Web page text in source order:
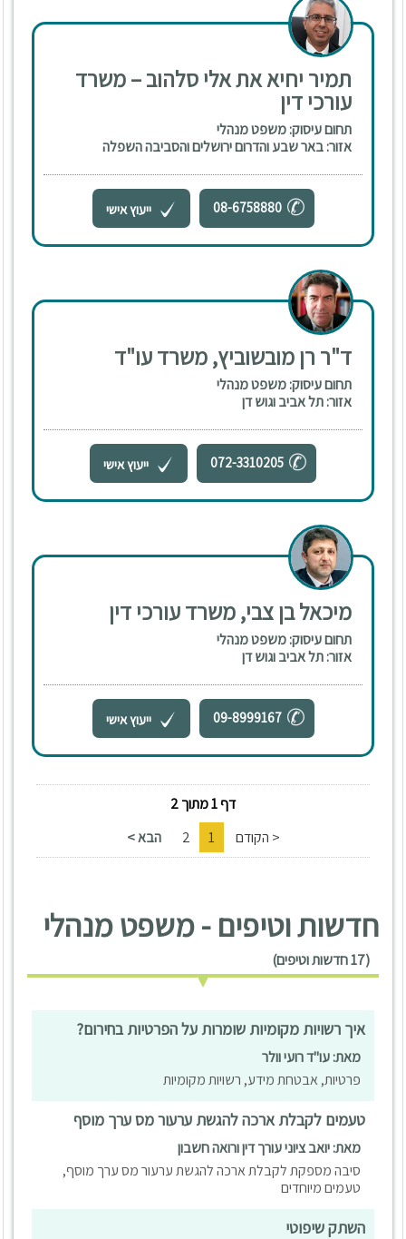
תמיר יחיא את אלי סלהוב – משרד
עורכי דין
תחום עיסוק: משפט מנהלי
אזור: באר שבע והדרום ירושלים והסביבה השפלה
08-6758880 ייעוץ אישי
ד"ר רן מובשוביץ, משרד עו"ד
תחום עיסוק: משפט מנהלי
אזור: תל אביב וגוש דן
072-3310205 ייעוץ אישי
מיכאל בן צבי, משרד עורכי דין
תחום עיסוק: משפט מנהלי
אזור: תל אביב וגוש דן
09-8999167 ייעוץ אישי
דף 1 מתוך 2
< הקודם
1
2 הבא >
חדשות וטיפים - משפט מנהלי
(17 חדשות וטיפים)
איך רשויות מקומיות שומרות על הפרטיות בחירום?
מאת: עו"ד רועי וולר
פרטיות, אבטחת מידע, רשויות מקומיות
טעמים לקבלת ארכה להגשת ערעור מס ערך מוסף
מאת: יואב ציוני עורך דין ורואה חשבון
סיבה מספקת לקבלת ארכה להגשת ערעור מס ערך מוסף,
טעמים מיוחדים
השתק שיפוטי